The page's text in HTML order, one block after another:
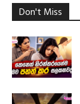
Don't Miss